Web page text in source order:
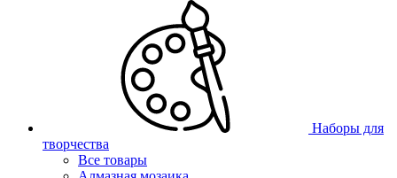
Наборы для
творчества
Все товары